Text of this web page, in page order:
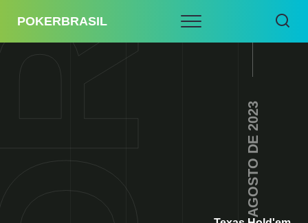
POKERBRASIL
31 DE AGOSTO DE 2023